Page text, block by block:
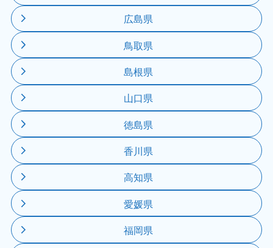
広島県
鳥取県
島根県
山口県
徳島県
香川県
高知県
愛媛県
福岡県